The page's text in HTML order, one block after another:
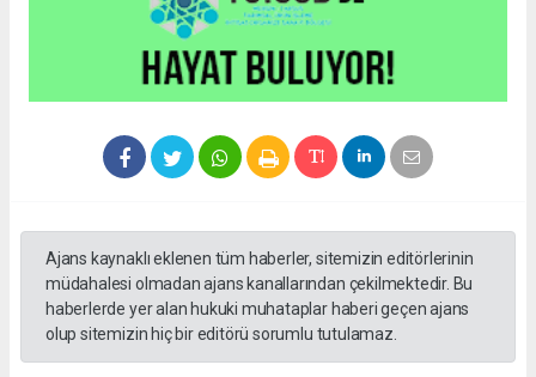
Ajans kaynaklı eklenen tüm haberler, sitemizin editörlerinin
müdahalesi olmadan ajans kanallarından çekilmektedir. Bu
haberlerde yer alan hukuki muhataplar haberi geçen ajans
olup sitemizin hiç bir editörü sorumlu tutulamaz.